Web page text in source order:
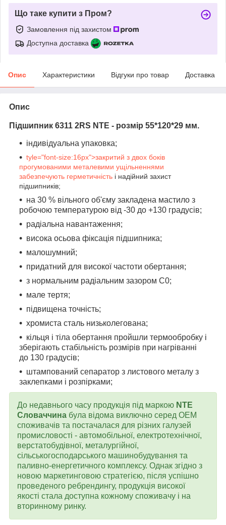
Що таке купити з Пром?
Замовлення під захистом
Доступна доставка
Опис Характеристики Відгуки про товар Доставка
Опис
Підшипник 6311 2RS NTE - розмір 55*120*29 мм.
індивідуальна упаковка;
tyle="font-size:16px">закритий з двох боків
прогумованими металевими ущільненнями
забезпечують герметичність і надійний захист
підшипників;
на 30 % вільного об'єму закладена мастило з
робочою температурою від -30 до +130 градусів;
радіальна навантаження;
висока осьова фіксація підшипника;
малошумний;
придатний для високої частоти обертання;
з нормальним радіальним зазором С0;
мале тертя;
підвищена точність;
хромиста сталь низьколегована;
кільця і тіла обертання пройшли термообробку і
зберігають стабільність розмірів при нагріванні
до 130 градусів;
штампований сепаратор з листового металу з
заклепками і розпірками;
До недавнього часу продукція під маркою NTE
Словаччина була відома виключно серед OEM
споживачів та постачалася для різних галузей
промисловості - автомобільної, електротехнічної,
верстатобудівної, металургійної,
сільськогосподарського машинобудування та
паливно-енергетичного комплексу. Однак згідно з
новою маркетинговою стратегією, після успішно
проведеного ребрендингу, продукція високої
якості стала доступна кожному споживачу і на
вторинному ринку.